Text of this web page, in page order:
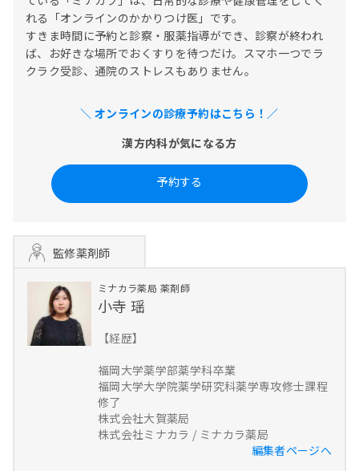
れる「オンラインのかかりつけ医」です。
すきま時間に予約と診察・服薬指導ができ、診察が終われ
ば、お好きな場所でおくすりを待つだけ。スマホ一つでラ
クラク受診、通院のストレスもありません。
＼ オンラインの診療予約はこちら！／
漢方内科が気になる方
予約する
監修薬剤師
ミナカラ薬局 薬剤師
小寺 瑶
【経歴】
福岡大学薬学部薬学科卒業
福岡大学大学院薬学研究科薬学専攻修士課程
修了
株式会社大賀薬局
株式会社ミナカラ / ミナカラ薬局
編集者ページへ